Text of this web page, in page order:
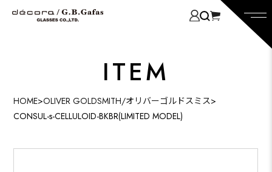
ITEM
HOME>OLIVER GOLDSMITH/オリバーゴルドスミス>
CONSUL-s-CELLULOID-BKBR(LIMITED MODEL)